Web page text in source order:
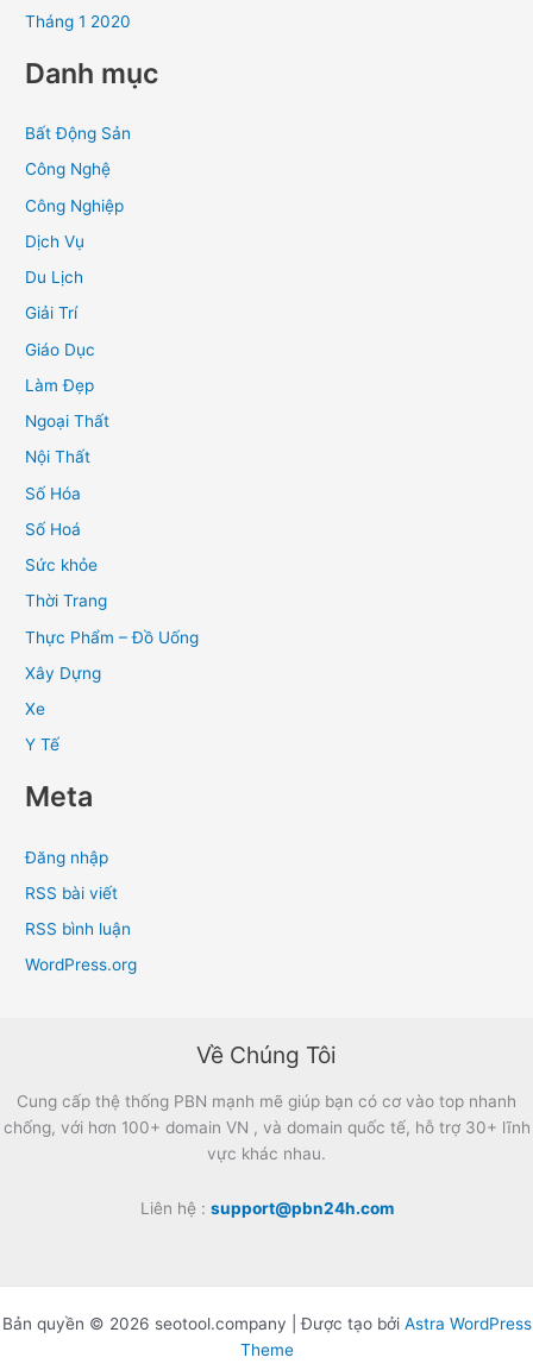
Tháng 1 2020
Danh mục
Bất Động Sản
Công Nghệ
Công Nghiệp
Dịch Vụ
Du Lịch
Giải Trí
Giáo Dục
Làm Đẹp
Ngoại Thất
Nội Thất
Số Hóa
Số Hoá
Sức khỏe
Thời Trang
Thực Phẩm – Đồ Uống
Xây Dựng
Xe
Y Tế
Meta
Đăng nhập
RSS bài viết
RSS bình luận
WordPress.org
Về Chúng Tôi
Cung cấp thệ thống PBN mạnh mẽ giúp bạn có cơ vào top nhanh
chống, với hơn 100+ domain VN , và domain quốc tế, hỗ trợ 30+ lĩnh
vực khác nhau.
Liên hệ : support@pbn24h.com
Bản quyền © 2026 seotool.company | Được tạo bởi Astra WordPress
Theme